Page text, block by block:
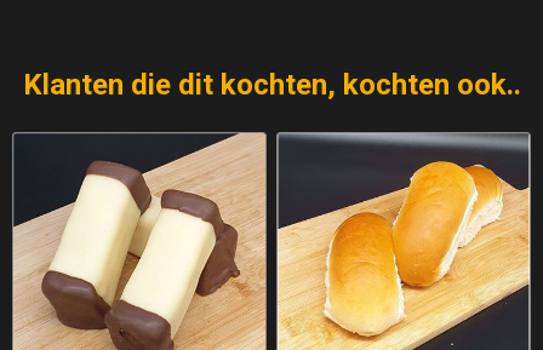
Klanten die dit kochten, kochten ook..